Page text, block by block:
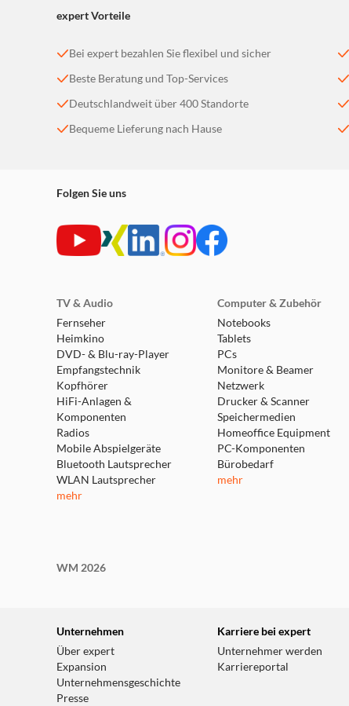
expert Vorteile
Bei expert bezahlen Sie flexibel und sicher
Beste Beratung und Top-Services
Deutschlandweit über 400 Standorte
Bequeme Lieferung nach Hause
Folgen Sie uns
TV & Audio
Fernseher
Heimkino
DVD- & Blu-ray-Player
Empfangstechnik
Kopfhörer
HiFi-Anlagen &
Komponenten
Radios
Mobile Abspielgeräte
Bluetooth Lautsprecher
WLAN Lautsprecher
mehr
Computer & Zubehör
Notebooks
Tablets
PCs
Monitore & Beamer
Netzwerk
Drucker & Scanner
Speichermedien
Homeoffice Equipment
PC-Komponenten
Bürobedarf
mehr
WM 2026
Unternehmen
Über expert
Expansion
Unternehmensgeschichte
Presse
Karriere bei expert
Unternehmer werden
Karriereportal